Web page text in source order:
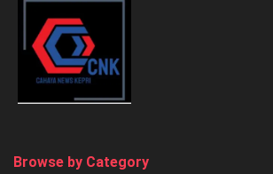
Browse by Category